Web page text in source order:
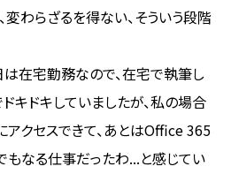
わらざるを得ない、そういう段階
は在宅勤務なので、在宅で執筆し
キドキしていましたが、私の場合
アクセスできて、あとはOffice 365
もなる仕事だったわ...と感じてい